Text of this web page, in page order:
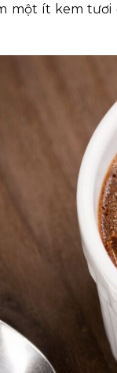
một ít kem tươi